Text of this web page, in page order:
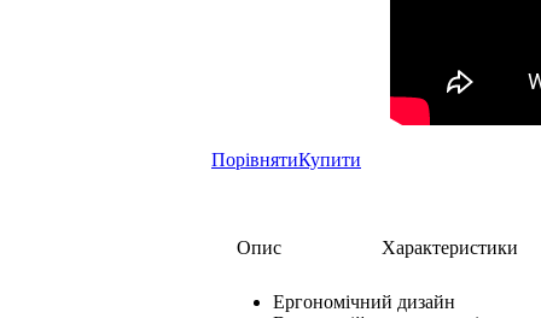
ПорівнятиКупити
Опис Характеристики
Ергономічний дизайн